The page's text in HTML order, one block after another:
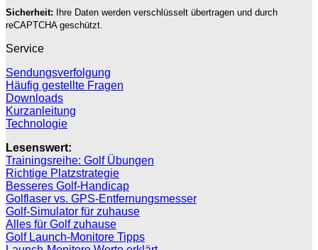
Sicherheit: Ihre Daten werden verschlüsselt übertragen und durch
reCAPTCHA geschützt.
Service
Sendungsverfolgung
Häufig gestellte Fragen
Downloads
Kurzanleitung
Technologie
Lesenswert:
Trainingsreihe: Golf Übungen
Richtige Platzstrategie
Besseres Golf-Handicap
Golflaser vs. GPS-Entfernungsmesser
Golf-Simulator für zuhause
Alles für Golf zuhause
Golf Launch-Monitore Tipps